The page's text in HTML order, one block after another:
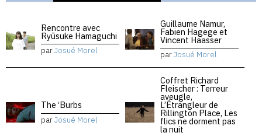
Rencontre avec
Ryūsuke Hamaguchi
parJosué Morel
Guillaume Namur,
Fabien Hagege et
Vincent Haasser
parJosué Morel
The ‘Burbs
parJosué Morel
Coffret Richard
Fleischer : Terreur
aveugle,
L’Étrangleur de
Rillington Place, Les
flics ne dorment pas
la nuit